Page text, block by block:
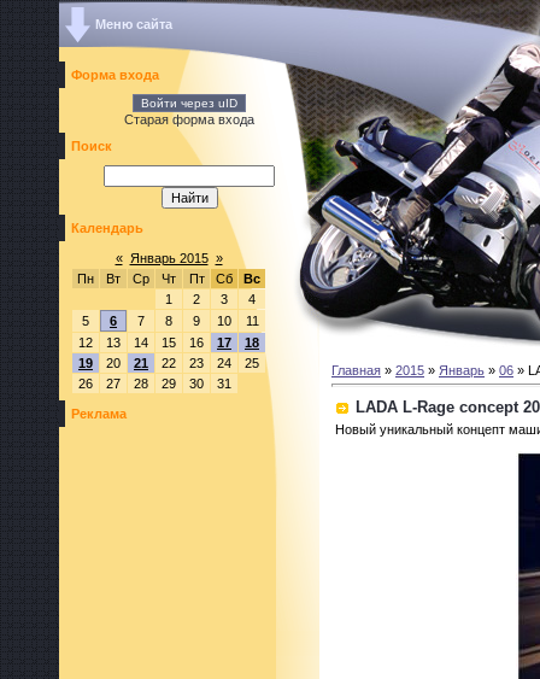
Меню сайта
Форма входа
Войти через uID
Старая форма входа
Поиск
Календарь
« Январь 2015 »
Пн
Вт Ср Чт Пт Сб
Вс
1
2 3
4
5
6 7 8 9 10
11
12
13 14 15 16 17
18
19
20 21 22 23 24
25
26
27 28 29 30 31
Реклама
Главная » 2015 » Январь » 06 »
LADA L-Rage concept
Новый уникальный концепт